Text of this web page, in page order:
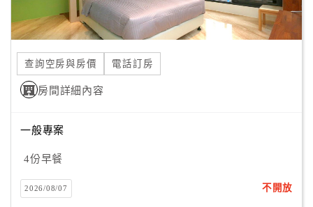
查詢空房與房價 電話訂房
房間詳細內容
一般專案
4份早餐
2026/08/07 不開放